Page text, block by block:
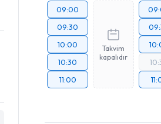
09:00
09:30
10:00
10:30
11:00
Takvim
kapalıdır